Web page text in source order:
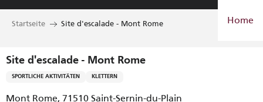
Aller
Home
Startseite Site d'escalade - Mont Rome
Site d'escalade - Mont Rome
SPORTLICHE AKTIVITÄTEN KLETTERN
Mont Rome, 71510 Saint-Sernin-du-Plain